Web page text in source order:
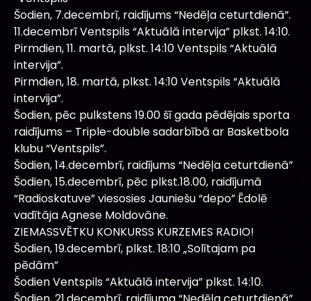
Šodien, 7.decembrī, raidījums “Nedēļa ceturtdienā”.
11.decembrī Ventspils “Aktuālā intervija” plkst. 14:10.
Pirmdien, 11. martā, plkst. 14:10 Ventspils “Aktuālā
intervija”.
Pirmdien, 18. martā, plkst. 14:10 Ventspils “Aktuālā
intervija”.
Šodien, pēc pulkstens 19.00 šī gada pēdējais sporta
raidījums – Triple-double sadarbībā ar Basketbola
klubu “Ventspils”.
Šodien, 14.decembrī, raidījums “Nedēļa ceturtdienā”
Šodien, 15.decembrī, pēc plkst.18.00, raidījumā
“Radioskatuve” viesosies Jauniešu “depo” Ēdolē
vadītāja Agnese Moldovāne.
ZIEMASSVĒTKU KONKURSS KURZEMES RADIO!
Šodien, 19.decembrī, plkst. 18:10 „Solītajam pa
pēdām”
Šodien Ventspils “Aktuālā intervija” plkst. 14:10.